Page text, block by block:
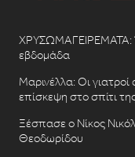
ΧΡΥΣΩΜΑΓΕΙΡΕΜΑΤΑ:
εβδομάδα
Μαρινέλλα: Οι
επίσκεψη στο σπίτι
Ξέσπασε ο Νίκος
Θεοδωρίδου